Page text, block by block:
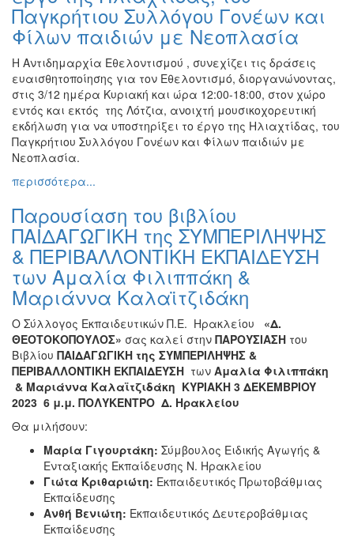
Παγκρήτιου Συλλόγου Γονέων και
Φίλων παιδιών με Νεοπλασία
Η Αντιδημαρχία Εθελοντισμού , συνεχίζει τις δράσεις
ευαισθητοποίησης για τον Εθελοντισμό, διοργανώνοντας,
στις 3/12 ημέρα Κυριακή και ώρα 12:00-18:00, στον χώρο
εντός και εκτός της Λότζια, ανοιχτή μουσικοχορευτική
εκδήλωση για να υποστηρίξει το έργο της Ηλιαχτίδας, του
Παγκρήτιου Συλλόγου Γονέων και Φίλων παιδιών με
Νεοπλασία.
περισσότερα...
Παρουσίαση του βιβλίου
ΠΑΙΔΑΓΩΓΙΚΗ της ΣΥΜΠΕΡΙΛΗΨΗΣ
& ΠΕΡΙΒΑΛΛΟΝΤΙΚΗ ΕΚΠΑΙΔΕΥΣΗ
των Αμαλία Φιλιππάκη &
Μαριάννα Καλαϊτζιδάκη
Ο Σύλλογος Εκπαιδευτικών Π.Ε. Ηρακλείου
«Δ.
ΘΕΟΤΟΚΟΠΟΥΛΟΣ» σας καλεί στην ΠΑΡΟΥΣΙΑΣΗ του
Βιβλίου ΠΑΙΔΑΓΩΓΙΚΗ της ΣΥΜΠΕΡΙΛΗΨΗΣ &
ΠΕΡΙΒΑΛΛΟΝΤΙΚΗ ΕΚΠΑΙΔΕΥΣΗ των Αμαλία Φιλιππάκη
& Μαριάννα Καλαϊτζιδάκη ΚΥΡΙΑΚΗ 3 ΔEKEMBΡIOY
2023 6 μ.μ. ΠΟΛΥΚΕΝΤΡΟ Δ. Ηρακλείου
Θα μιλήσουν:
Μαρία Γιγουρτάκη: Σύμβουλος Ειδικής Αγωγής &
Ενταξιακής Εκπαίδευσης Ν. Ηρακλείου
Γιώτα Κριθαριώτη: Εκπαιδευτικός Πρωτοβάθμιας
Εκπαίδευσης
Ανθή Βενιώτη: Εκπαιδευτικός Δευτεροβάθμιας
Εκπαίδευσης